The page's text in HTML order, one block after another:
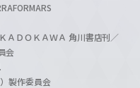
ＡＤＯＫＡＷＡ 角川書店刊／
会
製作委員会